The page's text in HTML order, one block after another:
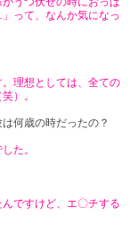
って、なんか気になっ
理想としては、全ての
）。
何歳の時だったの？
た。
ですけど、エ〇チする